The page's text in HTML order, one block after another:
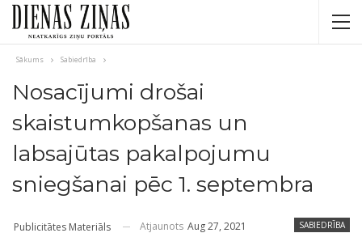
Sākums Sabiedrība
Nosacījumi drošai
skaistumkopšanas un
labsajūtas pakalpojumu
sniegšanai pēc 1. septembra
SABIEDRĪBA
Publicitātes Materiāls Atjaunots Aug 27, 2021